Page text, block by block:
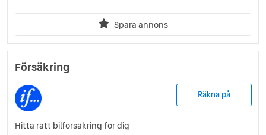
Spara annons
Försäkring
Räkna på
Hitta rätt bilförsäkring för dig